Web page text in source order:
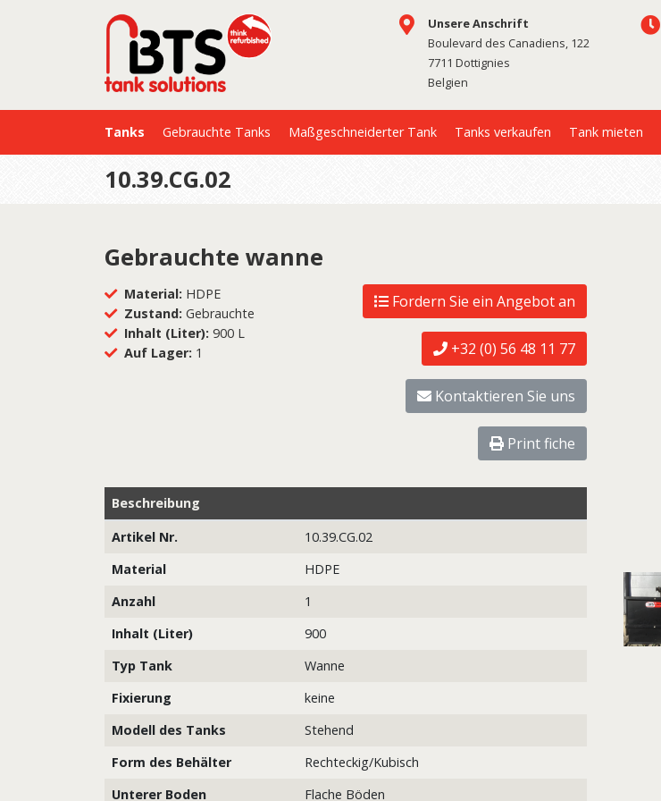
Unsere Anschrift
Boulevard des Canadiens, 122
7711 Dottignies
Belgien
Tanks Gebrauchte Tanks Maßgeschneiderter Tank Tanks verkaufen Tank mieten
10.39.CG.02
Gebrauchte wanne
Material: HDPE
Zustand: Gebrauchte
Inhalt (Liter): 900 L
Auf Lager: 1
Fordern Sie ein Angebot an
+32 (0) 56 48 11 77
Kontaktieren Sie uns
Print fiche
Beschreibung
Artikel Nr.
10.39.CG.02
Material
HDPE
Anzahl
1
Inhalt (Liter)
900
Typ Tank
Wanne
Fixierung
keine
Modell des Tanks
Stehend
Form des Behälter
Rechteckig/Kubisch
Unterer Boden
Flache Böden